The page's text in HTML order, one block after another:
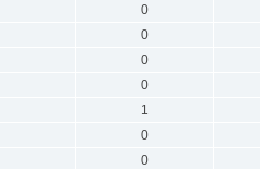
0
0
0
0
1
0
0